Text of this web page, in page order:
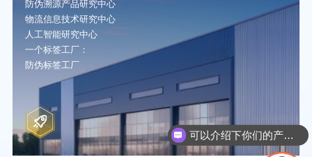
防伪溯源产品研究中心
物流信息技术研究中心
人工智能研究中心
一个标签工厂：
防伪标签工厂
你们是怎么收费的呢